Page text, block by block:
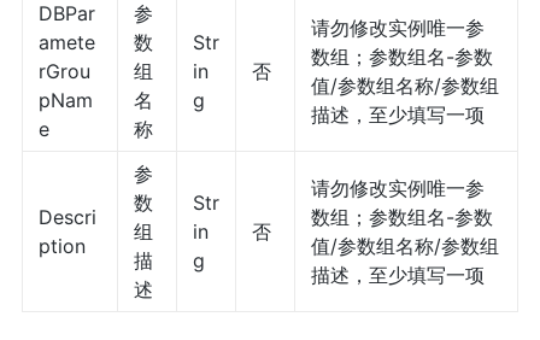
DBPar
amete
rGrou
pNam
e
参
数
组
名
称
Str
in
g
否
请勿修改实例唯一参
数组；参数组名-参数
值/参数组名称/参数组
描述，至少填写一项
Descri
ption
参
数
组
描
述
Str
in
g
否
请勿修改实例唯一参
数组；参数组名-参数
值/参数组名称/参数组
描述，至少填写一项